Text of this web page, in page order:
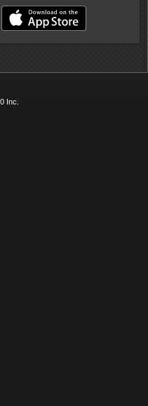
Inc.